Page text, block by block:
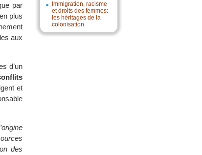
Immigration, racisme
et droits des femmes:
les héritages de la
colonisation
par
plus
aux
d’un
et
des